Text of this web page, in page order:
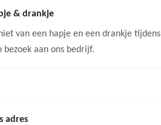
& drankje
van een hapje en een drankje tijdens
bezoek aan ons bedrijf.
adres